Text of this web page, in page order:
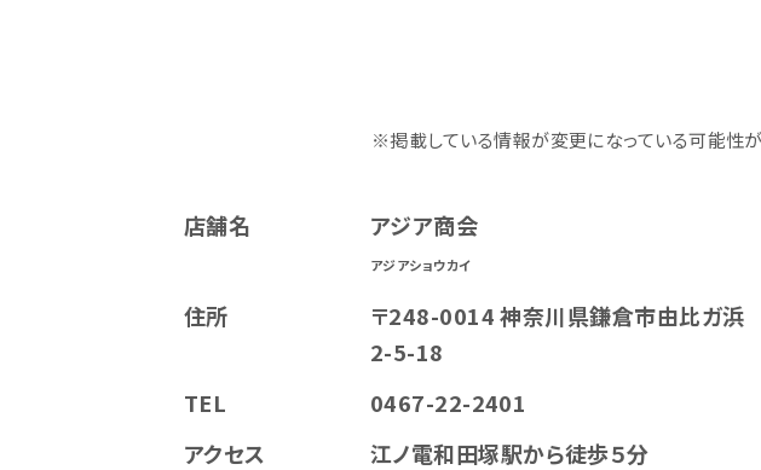
※掲載している情報が変更になっている可能性
店舗名 アジア商会
アジアショウカイ
住所
〒248-0014 神奈川県鎌倉市由比ガ浜
2-5-18
TEL
0467-22-2401
アクセス
江ノ電和田塚駅から徒歩５分